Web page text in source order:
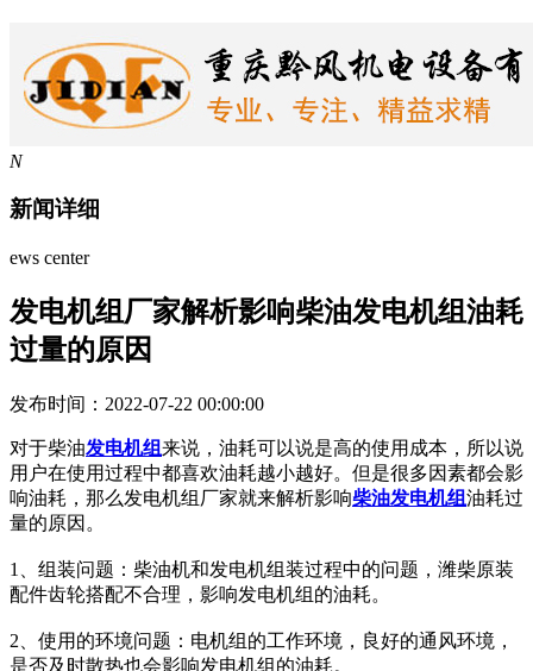
N
新闻详细
ews center
发电机组厂家解析影响柴油发电机组油耗
过量的原因
发布时间：2022-07-22 00:00:00
对于柴油发电机组来说，油耗可以说是高的使用成本，所以说
用户在使用过程中都喜欢油耗越小越好。但是很多因素都会影
响油耗，那么发电机组厂家就来解析影响柴油发电机组油耗过
量的原因。
1、组装问题：柴油机和发电机组装过程中的问题，潍柴原装
配件齿轮搭配不合理，影响发电机组的油耗。
2、使用的环境问题：电机组的工作环境，良好的通风环境，
是否及时散热也会影响发电机组的油耗。